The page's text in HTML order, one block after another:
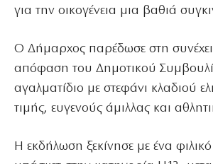
για την οικογένεια μια βαθιά
Ο Δήμαρχος παρέδωσε στη
απόφαση του Δημοτικού
αγαλματίδιο με στεφάνι κλαδιού
τιμής, ευγενούς άμιλλας και
Η εκδήλωση ξεκίνησε με ένα φιλικό